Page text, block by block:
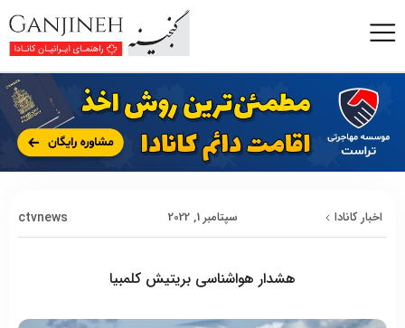
اخبار کانادا سپتامبر 1, 2022 ctvnews
هشدار هواشناسی بریتیش کلمبیا